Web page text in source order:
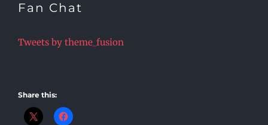
Fan Chat
Tweets by theme_fusion
Share this: